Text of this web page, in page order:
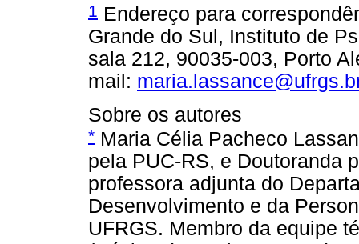
1 Endereço para
Grande do Sul, Instituto de
sala 212, 90035-003, Porto
mail:
Sobre os autores
* Maria Célia Pacheco
pela PUC-RS, e Doutoranda
professora adjunta do
Desenvolvimento e da
UFRGS. Membro da equipe